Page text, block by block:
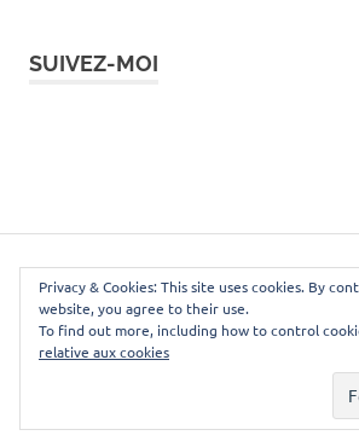
SUIVEZ-MOI
WordPress Theme: Poseidon by
Privacy & Cookies: This site uses cookies. By
website, you agree to their use.
To find out more, including how to control
relative aux cookies